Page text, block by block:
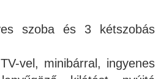
szoba és 3 kétszobás
vel, minibárral, ingyenes